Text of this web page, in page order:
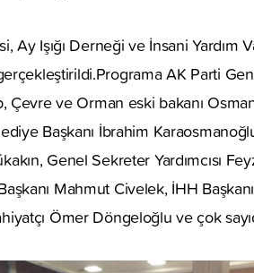
Ay Işığı Derneği ve İnsani Yardım
AK Parti
Çevre ve Orman eski bakanı
Başkanı İbrahim
Genel Sekreter Yardımcısı
Mahmut Civelek, İHH
Ömer Döngeloğlu ve çok